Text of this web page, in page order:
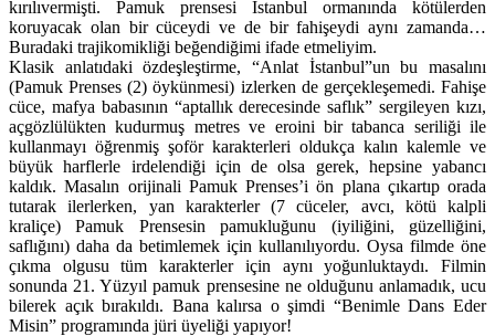
kırılıvermişti. Pamuk prensesi İstanbul ormanında kötülerden
koruyacak olan bir cüceydi ve de bir fahişeydi aynı zamanda…
Buradaki trajikomikliği beğendiğimi ifade etmeliyim.
Klasik anlatıdaki özdeşleştirme, “Anlat İstanbul”un bu masalını
(Pamuk Prenses (2) öykünmesi) izlerken de gerçekleşemedi. Fahişe
cüce, mafya babasının “aptallık derecesinde saflık” sergileyen kızı,
açgözlülükten kudurmuş metres ve eroini bir tabanca seriliği ile
kullanmayı öğrenmiş şoför karakterleri oldukça kalın kalemle ve
büyük harflerle irdelendiği için de olsa gerek, hepsine yabancı
kaldık. Masalın orijinali Pamuk Prenses’i ön plana çıkartıp orada
tutarak ilerlerken, yan karakterler (7 cüceler, avcı, kötü kalpli
kraliçe) Pamuk Prensesin pamukluğunu (iyiliğini, güzelliğini,
saflığını) daha da betimlemek için kullanılıyordu. Oysa filmde öne
çıkma olgusu tüm karakterler için aynı yoğunluktaydı. Filmin
sonunda 21. Yüzyıl pamuk prensesine ne olduğunu anlamadık, ucu
bilerek açık bırakıldı. Bana kalırsa o şimdi “Benimle Dans Eder
Misin” programında jüri üyeliği yapıyor!